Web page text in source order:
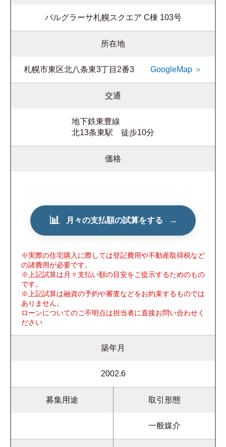
パルグラーサ札幌スクエア C棟 103号
所在地
札幌市東区北八条東3丁目2番3 GoogleMap ＞
交通
地下鉄東豊線
北13条東駅 徒歩10分
価格
📊 月々の支払額の試算をする →
※実際の住宅購入に際しては登記費用や不動産取得税など
の諸費用が必要です。
※上記試算は月々支払い額の目安をご提示するためのもの
です。
※上記試算は融資の予約や審査などをお約束するものでは
ありません。
ローンについてのご不明点は担当者に直接お問い合わせく
ださい
築年月
2002.6
募集用途 取引形態
一般媒介